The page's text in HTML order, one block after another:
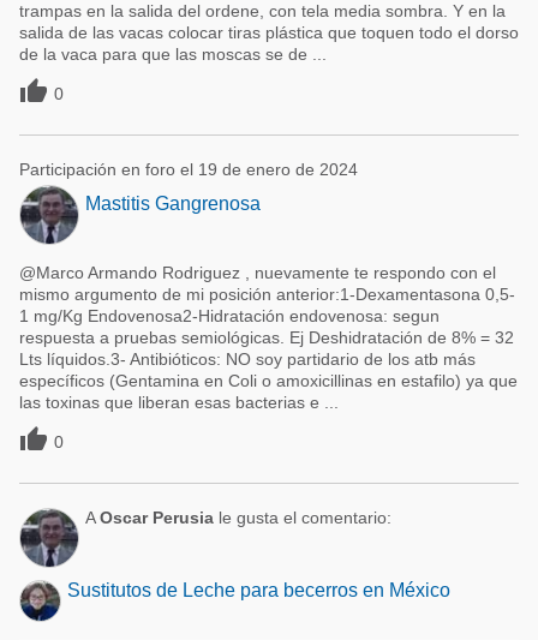
trampas en la salida del ordene, con tela media sombra. Y en la
salida de las vacas colocar tiras plástica que toquen todo el dorso
de la vaca para que las moscas se de ...
 0
Participación en foro el 19 de enero de 2024
Mastitis Gangrenosa
@Marco Armando Rodriguez , nuevamente te respondo con el
mismo argumento de mi posición anterior:1-Dexamentasona 0,5-
1 mg/Kg Endovenosa2-Hidratación endovenosa: segun
respuesta a pruebas semiológicas. Ej Deshidratación de 8% = 32
Lts líquidos.3- Antibióticos: NO soy partidario de los atb más
específicos (Gentamina en Coli o amoxicillinas en estafilo) ya que
las toxinas que liberan esas bacterias e ...
 0
AOscar Perusia le gusta el comentario:
Sustitutos de Leche para becerros en México